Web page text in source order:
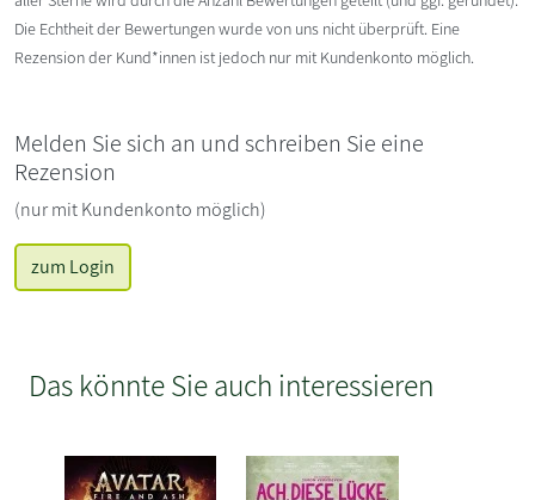
Die Echtheit der Bewertungen wurde von uns nicht überprüft. Eine
Rezension der Kund*innen ist jedoch nur mit Kundenkonto möglich.
Melden Sie sich an und schreiben Sie eine
Rezension
(nur mit Kundenkonto möglich)
zum Login
Das könnte Sie auch interessieren